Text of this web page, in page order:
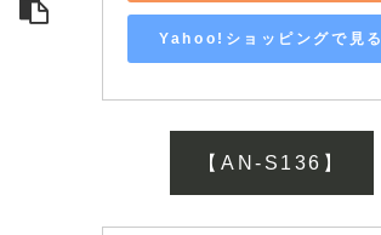
Yahoo!ショッピングで見る
【AN-S136】